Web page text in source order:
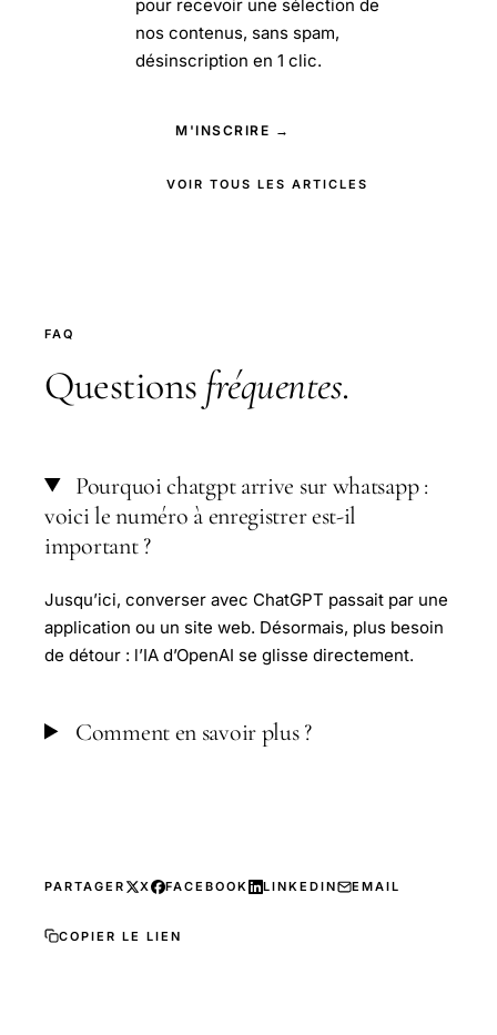
pour recevoir une sélection de
nos contenus, sans spam,
désinscription en 1 clic.
M'INSCRIRE →
VOIR TOUS LES ARTICLES
FAQ
Questions fréquentes.
Pourquoi chatgpt arrive sur whatsapp :
voici le numéro à enregistrer est-il
important ?
Jusqu’ici, converser avec ChatGPT passait par une
application ou un site web. Désormais, plus besoin
de détour : l’IA d’OpenAI se glisse directement.
Comment en savoir plus ?
PARTAGER X FACEBOOK LINKEDIN EMAIL
COPIER LE LIEN